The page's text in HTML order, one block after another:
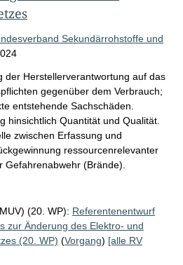
Sekundärrohstoffe und
der Herstellerverantwortung auf das
gegenüber dem Verbrauch;
entstehende Sachschäden.
hinsichtlich Quantität und Qualität.
zwischen Erfassung und
ressourcenrelevanter
(Brände).
(20. WP): Referentenentwurf
zur Änderung des Elektro- und
(20. WP) (Vorgang) [alle RV